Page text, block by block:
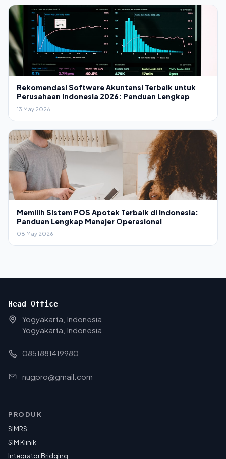
Rekomendasi Software Akuntansi Terbaik untuk
Perusahaan Indonesia 2026: Panduan Lengkap
13 May 2026
Memilih Sistem POS Apotek Terbaik di Indonesia:
Panduan Lengkap Manajer Operasional
08 May 2026
Head Office
Yogyakarta, Indonesia
Yogyakarta, Indonesia
0851881419980
nugpro@gmail.com
PRODUK
SIMRS
SIM Klinik
Integrator Bridging